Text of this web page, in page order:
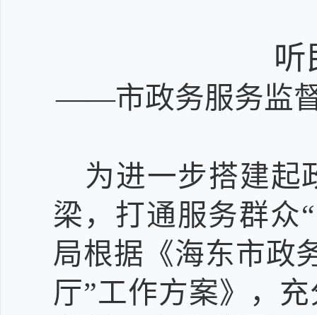
听
——市政务服务监
为进一步搭建起
梁，打通服务群众
局根据《海东市政
厅”工作方案》，